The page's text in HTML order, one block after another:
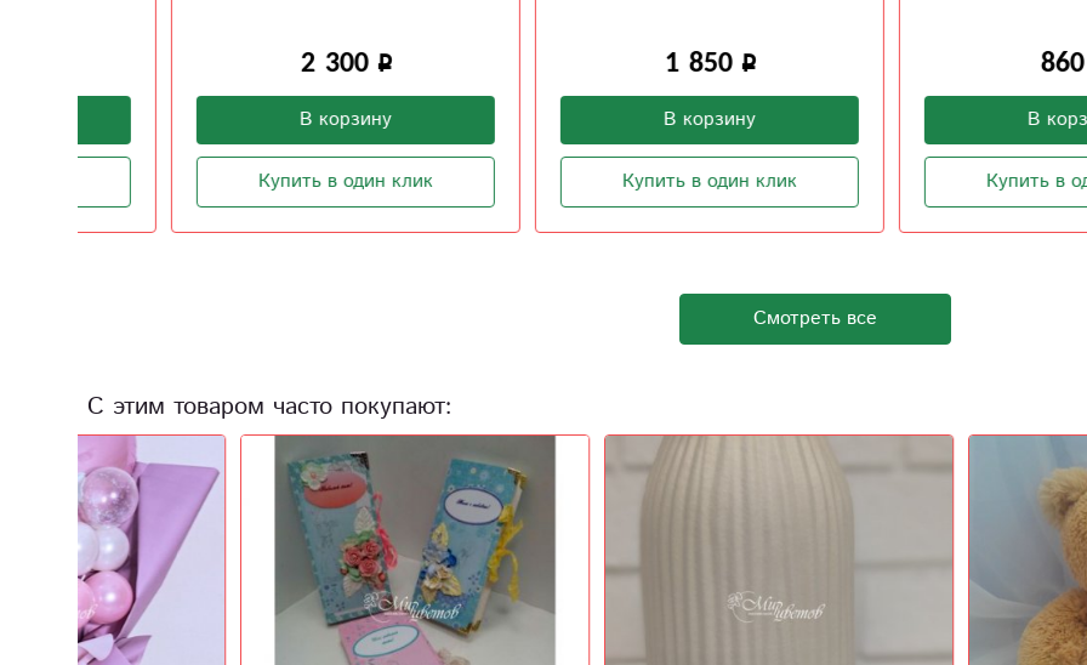
В корзину
Купить в один клик
В корзину
Купить в один клик
В корзину
Купить в один клик
Смотреть все
С этим товаром часто покупают: